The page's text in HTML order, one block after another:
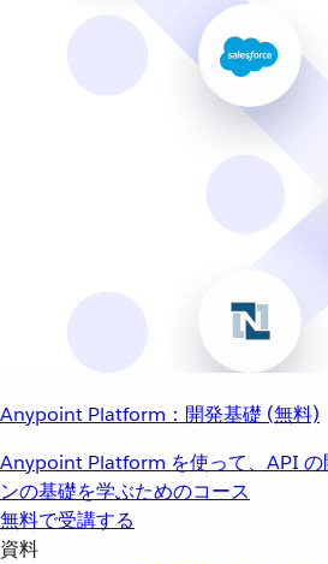
Anypoint Platform：開発基礎 (無料)
Anypoint Platform を使って、API の
ンの基礎を学ぶためのコース
無料で受講する
資料